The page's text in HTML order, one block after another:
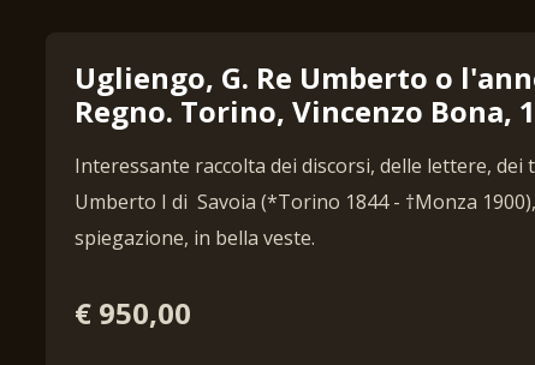
Ugliengo, G. Re Umberto o
Regno. Torino, Vincenzo Bona,
Interessante raccolta dei discorsi, delle lettere, dei
Umberto I di Savoia (*Torino 1844 - †Monza
spiegazione, in bella veste.
€ 950,00